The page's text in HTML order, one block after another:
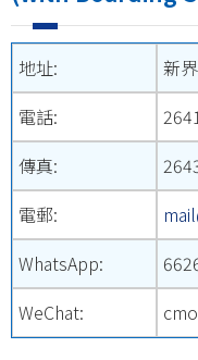
地址:
新
電話:
傳真:
電郵:
WhatsApp:
WeChat: